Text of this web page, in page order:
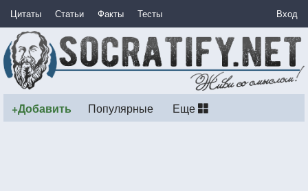
Цитаты Статьи Факты Тесты Вход
+Добавить Популярные Еще